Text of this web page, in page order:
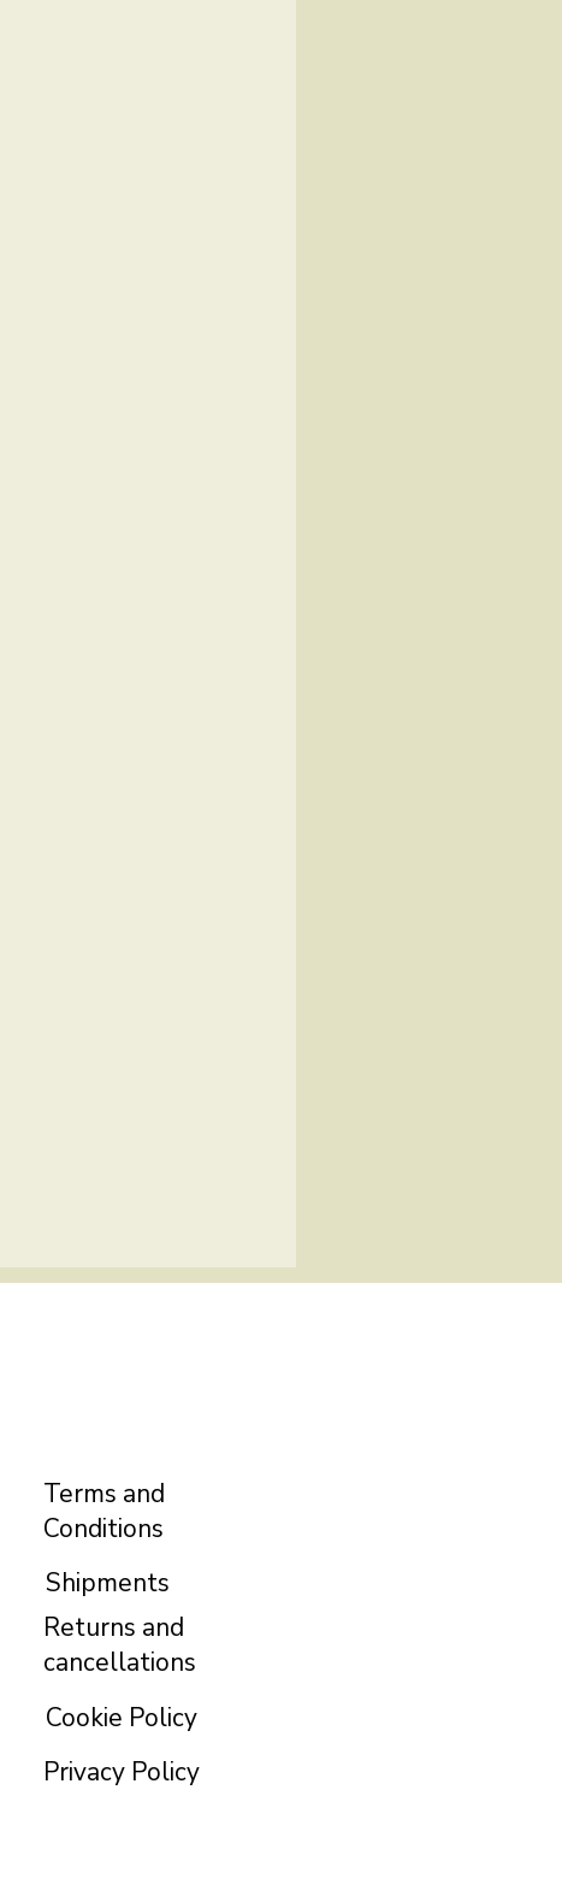
Terms and
Conditions
Shipments
Returns and
cancellations
Cookie Policy
Privacy Policy